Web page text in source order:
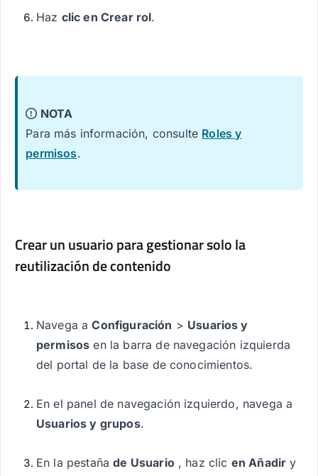
Haz clic en Crear rol.
NOTA
Para más información, consulte Roles y
permisos.
Crear un usuario para gestionar solo la
reutilización de contenido
Navega aConfiguración > Usuarios y
permisos en la barra de navegación izquierda
del portal de la base de conocimientos.
En el panel de navegación izquierdo, navega a
Usuarios y grupos.
En la pestañade Usuario, haz clic en Añadir y